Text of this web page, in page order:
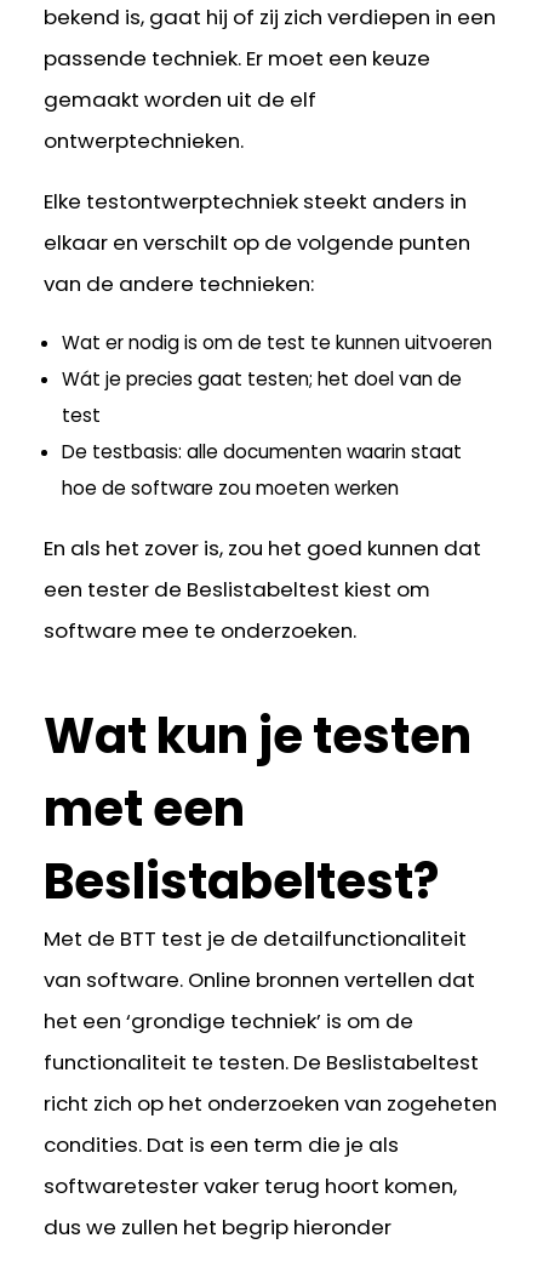
bekend is, gaat hij of zij zich verdiepen in een
passende techniek. Er moet een keuze
gemaakt worden uit de elf
ontwerptechnieken.
Elke testontwerptechniek steekt anders in
elkaar en verschilt op de volgende punten
van de andere technieken:
Wat er nodig is om de test te kunnen uitvoeren
Wát je precies gaat testen; het doel van de
test
De testbasis: alle documenten waarin staat
hoe de software zou moeten werken
En als het zover is, zou het goed kunnen dat
een tester de Beslistabeltest kiest om
software mee te onderzoeken.
Wat kun je testen
met een
Beslistabeltest?
Met de BTT test je de detailfunctionaliteit
van software. Online bronnen vertellen dat
het een ‘grondige techniek’ is om de
functionaliteit te testen. De Beslistabeltest
richt zich op het onderzoeken van zogeheten
condities. Dat is een term die je als
softwaretester vaker terug hoort komen,
dus we zullen het begrip hieronder